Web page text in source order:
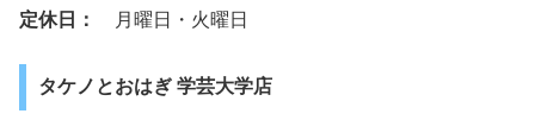
定休日： 月曜日・火曜日
タケノとおはぎ 学芸大学店